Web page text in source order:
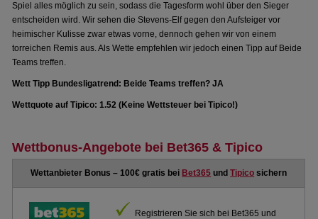
Spiel alles möglich zu sein, sodass die Tagesform wohl über den Sieger
entscheiden wird. Wir sehen die Stevens-Elf gegen den Aufsteiger vor
heimischer Kulisse zwar etwas vorne, dennoch gehen wir von einem
torreichen Remis aus. Als Wette empfehlen wir jedoch einen Tipp auf Beide
Teams treffen.
Wett Tipp Bundesligatrend: Beide Teams treffen? JA
Wettquote auf Tipico: 1.52 (Keine Wettsteuer bei Tipico!)
Wettbonus-Angebote bei Bet365 & Tipico
Wettanbieter Bonus – 100€ gratis bei Bet365 undTipico sichern
Registrieren Sie sich bei Bet365 und